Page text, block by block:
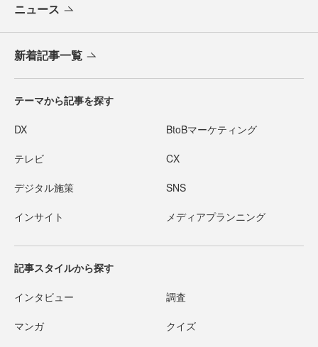
ニュース
新着記事一覧
テーマから記事を探す
DX BtoBマーケティング
テレビ CX
デジタル施策 SNS
インサイト メディアプランニング
記事スタイルから探す
インタビュー 調査
マンガ クイズ